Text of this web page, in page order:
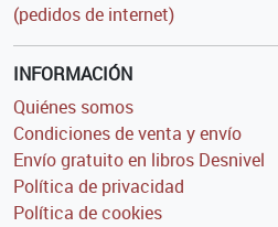
(pedidos de internet)
INFORMACIÓN
Quiénes somos
Condiciones de venta y envío
Envío gratuito en libros Desnivel
Política de privacidad
Política de cookies